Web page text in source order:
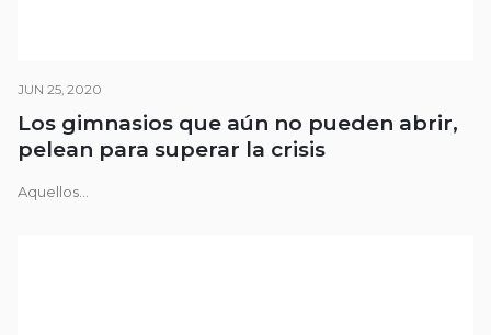
JUN 25, 2020
Los gimnasios que aún no pueden abrir,
pelean para superar la crisis
Aquellos...